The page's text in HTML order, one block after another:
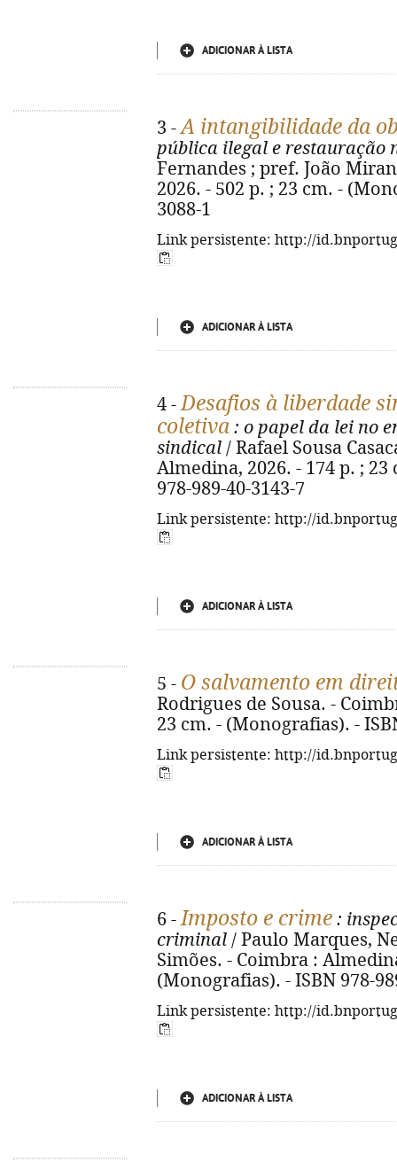
ADICIONAR À LISTA
3 -A intangibilidade da
pública ilegal e restauração
Fernandes ; pref. João
2026. - 502 p. ; 23 cm. -
3088-1
Link persistente: http://
ADICIONAR À LISTA
4 -Desafios à liberdade
coletiva : o papel da lei no
sindical / Rafael Sousa
Almedina, 2026. - 174 p. ;
978-989-40-3143-7
Link persistente: http://
ADICIONAR À LISTA
5 - O salvamento em
Rodrigues de Sousa. -
23 cm. - (Monografias). -
Link persistente: http://
ADICIONAR À LISTA
6 -Imposto e crime :
criminal / Paulo Marques,
Simões. - Coimbra :
(Monografias). - ISBN 978-
Link persistente: http://
ADICIONAR À LISTA